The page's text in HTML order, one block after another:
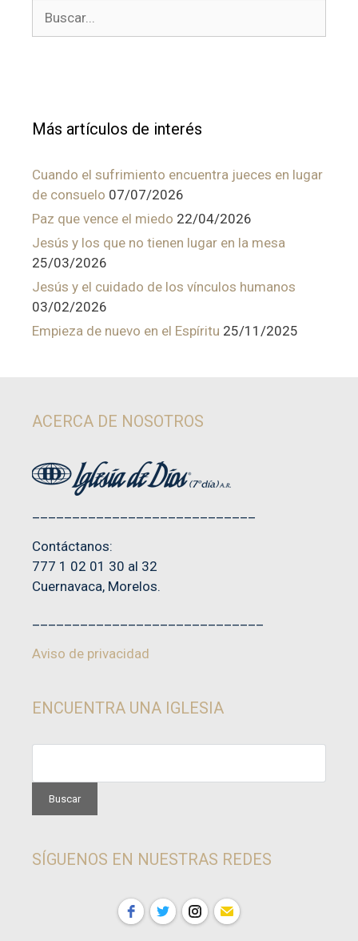
Más artículos de interés
Cuando el sufrimiento encuentra jueces en lugar
de consuelo 07/07/2026
Paz que vence el miedo 22/04/2026
Jesús y los que no tienen lugar en la mesa
25/03/2026
Jesús y el cuidado de los vínculos humanos
03/02/2026
Empieza de nuevo en el Espíritu 25/11/2025
ACERCA DE NOSOTROS
Contáctanos:
777 1 02 01 30 al 32
Cuernavaca, Morelos.
Aviso de privacidad
ENCUENTRA UNA IGLESIA
SÍGUENOS EN NUESTRAS REDES